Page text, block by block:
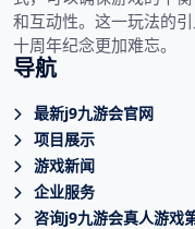
和互动性。这一玩法的
十周年纪念更加难忘。
导航
最新j9九游会官网
项目展示
游戏新闻
企业服务
咨询j9九游会真人游戏